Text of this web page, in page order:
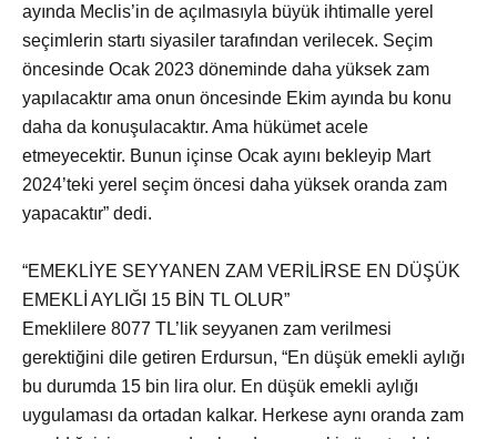
ayında Meclis’in de açılmasıyla büyük ihtimalle yerel
seçimlerin startı siyasiler tarafından verilecek. Seçim
öncesinde Ocak 2023 döneminde daha yüksek zam
yapılacaktır ama onun öncesinde Ekim ayında bu konu
daha da konuşulacaktır. Ama hükümet acele
etmeyecektir. Bunun içinse Ocak ayını bekleyip Mart
2024’teki yerel seçim öncesi daha yüksek oranda zam
yapacaktır” dedi.
“EMEKLİYE SEYYANEN ZAM VERİLİRSE EN DÜŞÜK
EMEKLİ AYLIĞI 15 BİN TL OLUR”
Emeklilere 8077 TL’lik seyyanen zam verilmesi
gerektiğini dile getiren Erdursun, “En düşük emekli aylığı
bu durumda 15 bin lira olur. En düşük emekli aylığı
uygulaması da ortadan kalkar. Herkese aynı oranda zam